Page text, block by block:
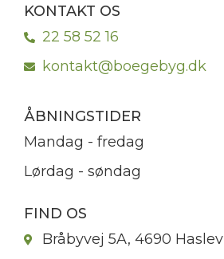
KONTAKT OS
22 58 52 16
kontakt@boegebyg.dk
ÅBNINGSTIDER
Mandag - fredag
Lørdag - søndag
FIND OS
Bråbyvej 5A, 4690 Haslev